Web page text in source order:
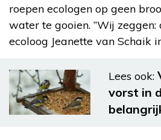
roepen ecologen op geen
water te gooien. “Wij zeggen:
ecoloog Jeanette van Schaik
Lees ook:
vorst in